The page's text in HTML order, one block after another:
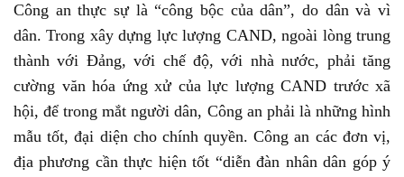
Công an thực sự là “công bộc của dân”, do dân và vì
dân. Trong xây dựng lực lượng CAND, ngoài lòng trung
thành với Đảng, với chế độ, với nhà nước, phải tăng
cường văn hóa ứng xử của lực lượng CAND trước xã
hội, để trong mắt người dân, Công an phải là những hình
mẫu tốt, đại diện cho chính quyền. Công an các đơn vị,
địa phương cần thực hiện tốt “diễn đàn nhân dân góp ý